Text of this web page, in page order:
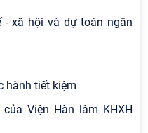
- xã hội và dự toán ngân
hành tiết kiệm
Viện Hàn lâm KHXH